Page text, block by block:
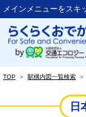
メインメニューをス
TOP ＞ 駅構内図一覧検索 ＞
日